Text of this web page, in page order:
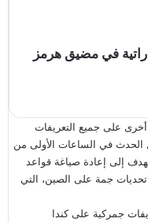
في مضيق هرمز
بيتش بفلوريدا، يوم الجمعة الماضي، أعلن الرئيس ترامب عن إضافة 10 بالمائة أخرى على جميع التعريفات
الحدث في الساعات الأولى من
تهدف إلى إعادة صياغة قواعد
تحديات جمة على الصين، التي
جمركية على كندا